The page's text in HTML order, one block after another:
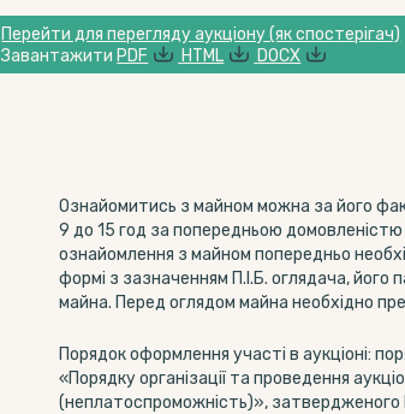
Перейти для перегляду аукціону (як спостерігач)
Завантажити PDF HTML DOCX
Ознайомитись з майном можна за його
9 до 15 год за попередньою
ознайомлення з майном попередньо
формі з зазначенням П.І.Б. оглядача,
майна. Перед оглядом майна необхідно
Порядок оформлення участі в аукціоні:
«Порядку організації та проведення
(неплатоспроможність)»,